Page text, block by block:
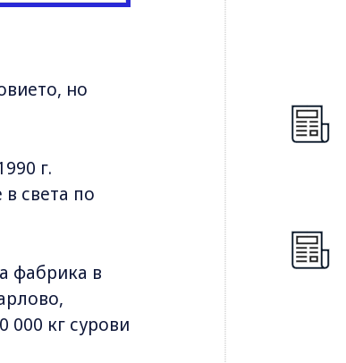
но
г.
света по
фабрика в
000 кг сурови